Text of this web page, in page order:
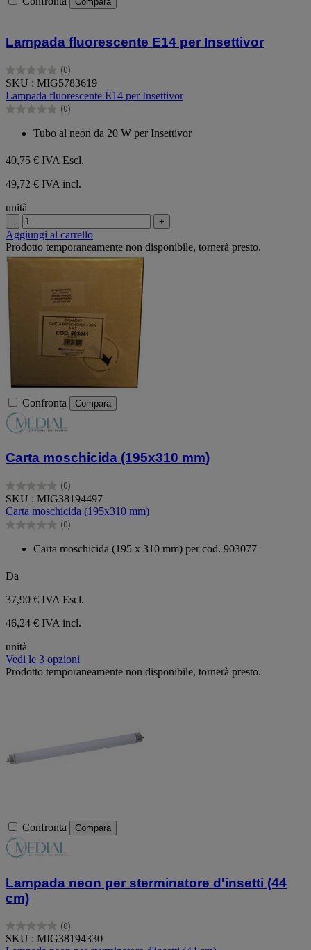
Lampada fluorescente E14 per Insettivor
(0)
0.0
su
5
stelle.
SKU : MIG5783619
Lampada fluorescente E14 per Insettivor
(0)
0.0
Tubo al neon da 20 W per Insettivor
40,75 € IVA Escl.
49,72 € IVA incl.
unità
- +
Aggiungi al carrello
Prodotto temporaneamente non disponibile, tornerà presto.
Confronta Compara
Carta moschicida (195x310 mm)
(0)
0.0
su
5
stelle.
SKU : MIG38194497
Carta moschicida (195x310 mm)
(0)
0.0
Carta moschicida (195 x 310 mm) per cod. 903077
Da
37,90 € IVA Escl.
46,24 € IVA incl.
unità
Vedi le 3 opzioni
Prodotto temporaneamente non disponibile, tornerà presto.
Confronta Compara
Lampada neon per sterminatore d'insetti (44
cm)
(0)
0.0
su
SKU : MIG38194330